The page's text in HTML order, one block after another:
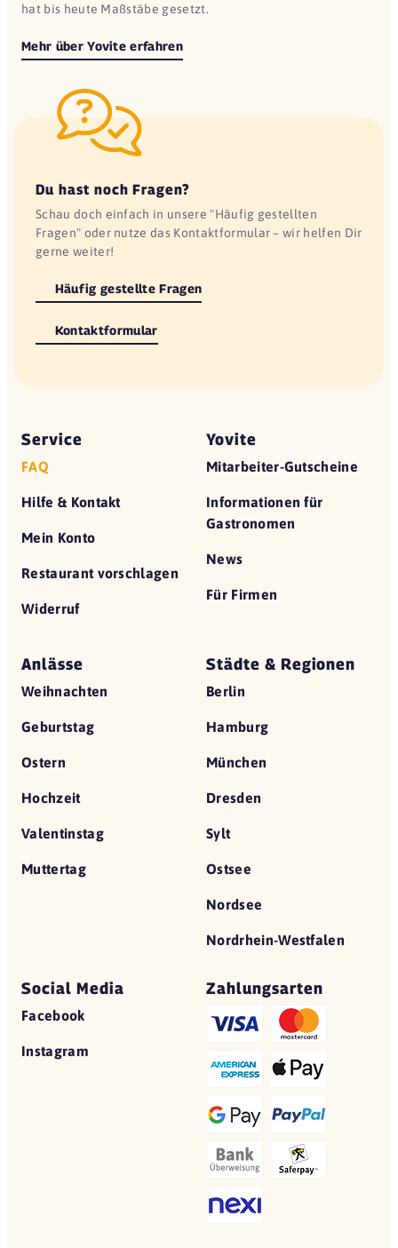
hat bis heute Maßstäbe gesetzt.
Mehr über Yovite erfahren
Du hast noch Fragen?
Schau doch einfach in unsere "Häufig gestellten
Fragen" oder nutze das Kontaktformular – wir helfen Dir
gerne weiter!
Häufig gestellte Fragen
Kontaktformular
Service
FAQ
Hilfe & Kontakt
Mein Konto
Restaurant vorschlagen
Widerruf
Yovite
Mitarbeiter-Gutscheine
Informationen für
Gastronomen
News
Für Firmen
Anlässe
Weihnachten
Geburtstag
Ostern
Hochzeit
Valentinstag
Muttertag
Städte & Regionen
Berlin
Hamburg
München
Dresden
Sylt
Ostsee
Nordsee
Nordrhein-Westfalen
Social Media
Facebook
Instagram
Zahlungsarten